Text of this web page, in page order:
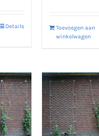
Details
Toevoegen aan
winkelwagen